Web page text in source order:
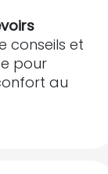
conseils et
pour
au